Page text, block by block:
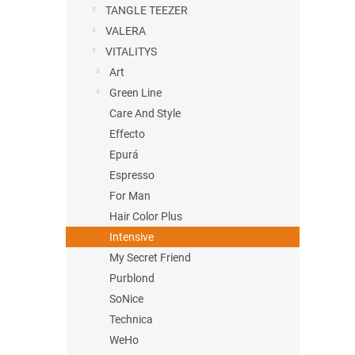
TANGLE TEEZER
VALERA
VITALITYS
Art
Green Line
Care And Style
Effecto
Epurá
Espresso
For Man
Hair Color Plus
Intensive
My Secret Friend
Purblond
SoNice
Technica
WeHo